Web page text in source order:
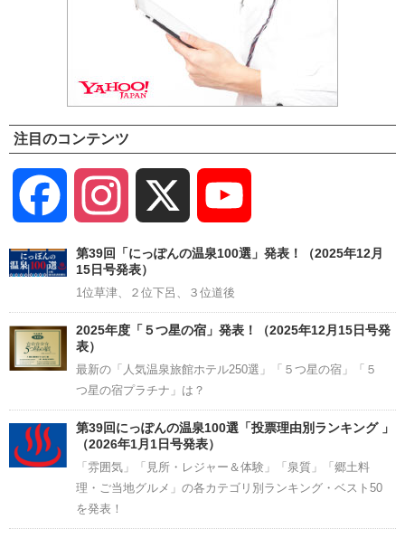
注目のコンテンツ
Facebook Instagram
Channel
第39回「にっぽんの温泉100選」発表！（2025年12月
15日号発表）
1位草津、２位下呂、３位道後
2025年度「５つ星の宿」発表！（2025年12月15日号発
表）
最新の「人気温泉旅館ホテル250選」「５つ星の宿」「５
つ星の宿プラチナ」は？
第39回にっぽんの温泉100選「投票理由別ランキング 」
（2026年1月1日号発表）
「雰囲気」「見所・レジャー＆体験」「泉質」「郷土料
理・ご当地グルメ」の各カテゴリ別ランキング・ベスト50
を発表！